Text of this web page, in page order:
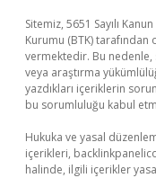
Sitemiz, 5651 Sayılı
Kurumu (BTK) tarafından
vermektedir. Bu
veya araştırma
yazdıkları içeriklerin
bu sorumluluğu kabul
Hukuka ve yasal
içerikleri,
halinde, ilgili içerikler